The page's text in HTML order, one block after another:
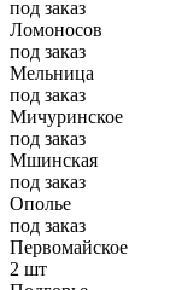
под заказ
Ломоносов
под заказ
Мельница
под заказ
Мичуринское
под заказ
Мшинская
под заказ
Ополье
под заказ
Первомайское
2 шт